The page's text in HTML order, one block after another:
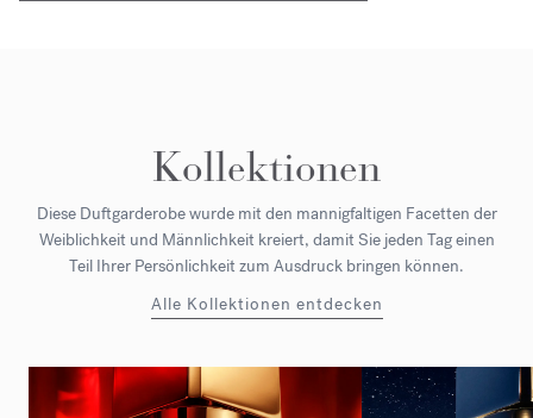
Kollektionen
Diese Duftgarderobe wurde mit den mannigfaltigen Facetten der
Weiblichkeit und Männlichkeit kreiert, damit Sie jeden Tag einen
Teil Ihrer Persönlichkeit zum Ausdruck bringen können.
Alle Kollektionen entdecken